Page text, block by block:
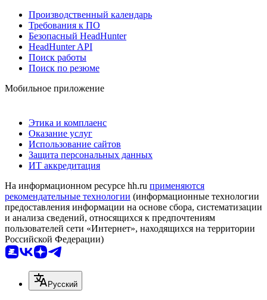
Производственный календарь
Требования к ПО
Безопасный HeadHunter
HeadHunter API
Поиск работы
Поиск по резюме
Мобильное приложение
Этика и комплаенс
Оказание услуг
Использование сайтов
Защита персональных данных
ИТ аккредитация
На информационном ресурсе hh.ru применяются
рекомендательные технологии (информационные технологии
предоставления информации на основе сбора, систематизации
и анализа сведений, относящихся к предпочтениям
пользователей сети «Интернет», находящихся на территории
Российской Федерации)
Русский